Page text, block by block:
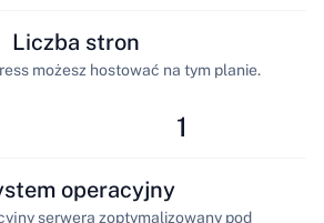
Liczba stron
możesz hostować na tym planie.
1
operacyjny
serwera zoptymalizowany pod